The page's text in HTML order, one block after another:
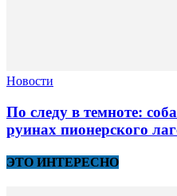
Новости
По следу в темноте:
руинах пионерского
ЭТО ИНТЕРЕСНО